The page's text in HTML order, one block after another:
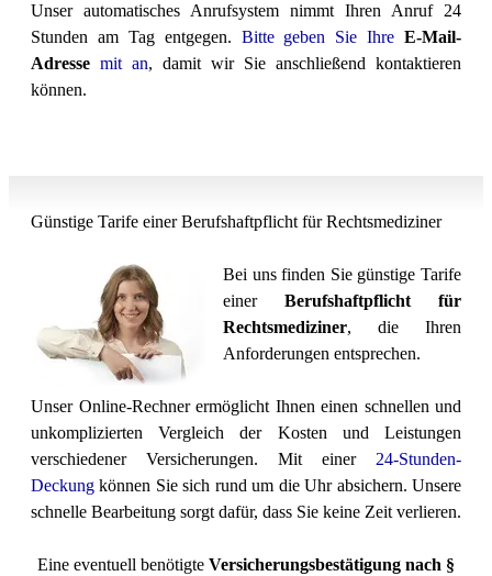
Unser automatisches Anrufsystem nimmt Ihren Anruf 24
Stunden am Tag entgegen. Bitte geben Sie Ihre E-Mail-
Adresse mit an, damit wir Sie anschließend kontaktieren
können.
Günstige Tarife einer Berufshaftpflicht fürRechtsmediziner
Bei uns finden Sie günstige Tarife
einer Berufshaftpflicht für
Rechtsmediziner, die Ihren
Anforderungen entsprechen.
Unser Online-Rechner ermöglicht Ihnen einen schnellen und
unkomplizierten Vergleich der Kosten und Leistungen
verschiedener Versicherungen. Mit einer 24-Stunden-
Deckung können Sie sich rund um die Uhr absichern. Unsere
schnelle Bearbeitung sorgt dafür, dass Sie keine Zeit verlieren.
Eine eventuell benötigte Versicherungsbestätigung nach §